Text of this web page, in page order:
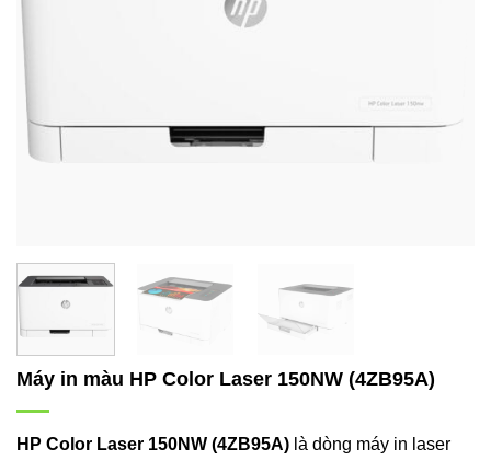
Máy in màu HP Color Laser 150NW (4ZB95A)
HP Color Laser 150NW (4ZB95A) là dòng máy in laser